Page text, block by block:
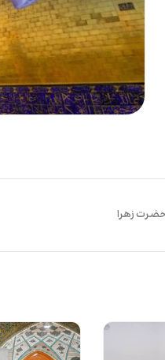
حضرت زهرا